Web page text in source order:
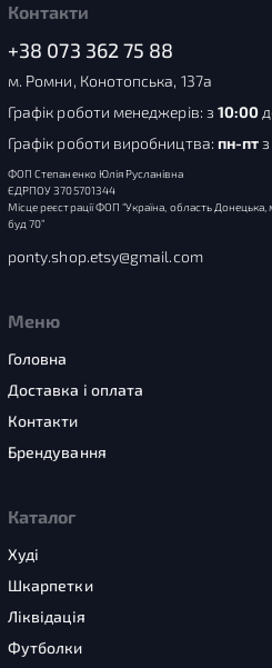
Контакти
+38 073 362 75 88
м. Ромни, Конотопська, 137а
Графік роботи менеджерів: з 10:00
Графік роботи виробництва: пн-пт
ФОП Степаненко Юлія Русланівна
ЄДРПОУ 3705701344
Місце реєстрації ФОП “Україна, область
буд 70”
ponty.shop.etsy@gmail.com
Меню
Головна
Доставка і оплата
Контакти
Брендування
Каталог
Худі
Шкарпетки
Ліквідація
Футболки